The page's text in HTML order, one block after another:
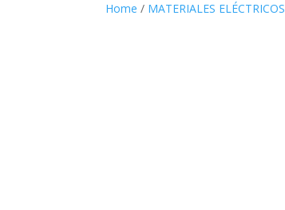
Home / MATERIALES ELÉCTRICOS